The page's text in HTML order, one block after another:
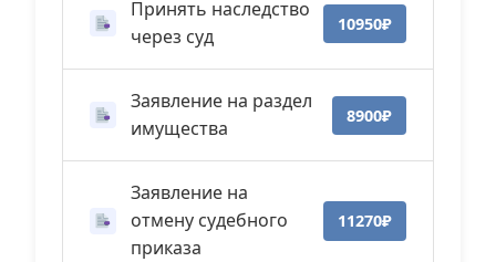
Принять наследство
через суд
10950₽
Заявление на раздел
имущества
8900₽
Заявление на
отмену судебного
приказа
11270₽